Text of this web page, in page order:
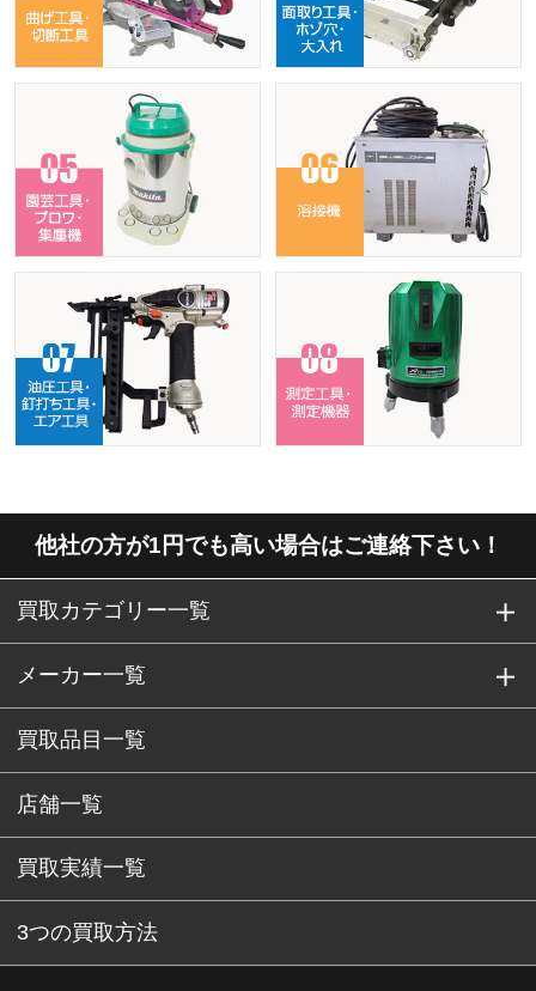
他社の方が1円でも高い場合はご連絡下さい！
買取カテゴリー一覧
メーカー一覧
買取品目一覧
店舗一覧
買取実績一覧
3つの買取方法